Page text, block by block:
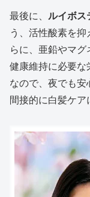
最後に、 ルイボス
う、活性酸素を
らに、亜鉛やマ
健康維持に必要
なので、夜でも
間接的に白髪ケア